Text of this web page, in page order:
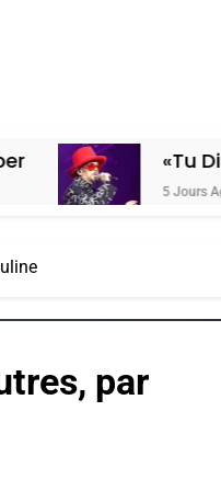
«Tu Dis Génocide, Je
5 Jours Ago
par